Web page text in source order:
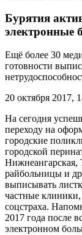
Бурятия
электронные
Ещё более 30
готовности
20 октября 2017,
На сегодня
переходу на
городские
городской
Нижнеангарская,
райбольницы и
выписывать
частные
соцстраха.
2017 года после
электронном